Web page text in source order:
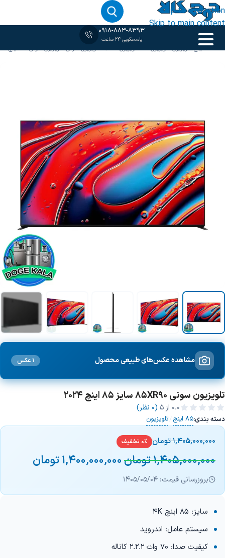
Skip to navigation
Skip to main content
0918-883-8393
پاسخگویی 24 ساعت
خانه‹85 اینج /تلویزیون/تلویزیون 4K /تلویزیون QLED /تلویزیون سونی/تلویزیون سونی 85 اینچ
مشاهده عکس‌های طبیعی محصول 1 عکس
تلویزیون سونی 85XR90 سایز 85 اینچ 2024
0.0 از ۵ (0 نظر)
دسته بندی:85 اینج /تلویزیون
1,405,000,000تومان 0% تخفیف
1,405,000,000تومان1,400,000,000تومان
بروزرسانی قیمت: 1405/05/04
سایز: 85 اینچ 4K
سیستم عامل: اندروید
کیفیت صدا: 70 وات 2.2.2 کاناله